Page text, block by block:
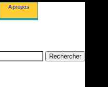
A propos